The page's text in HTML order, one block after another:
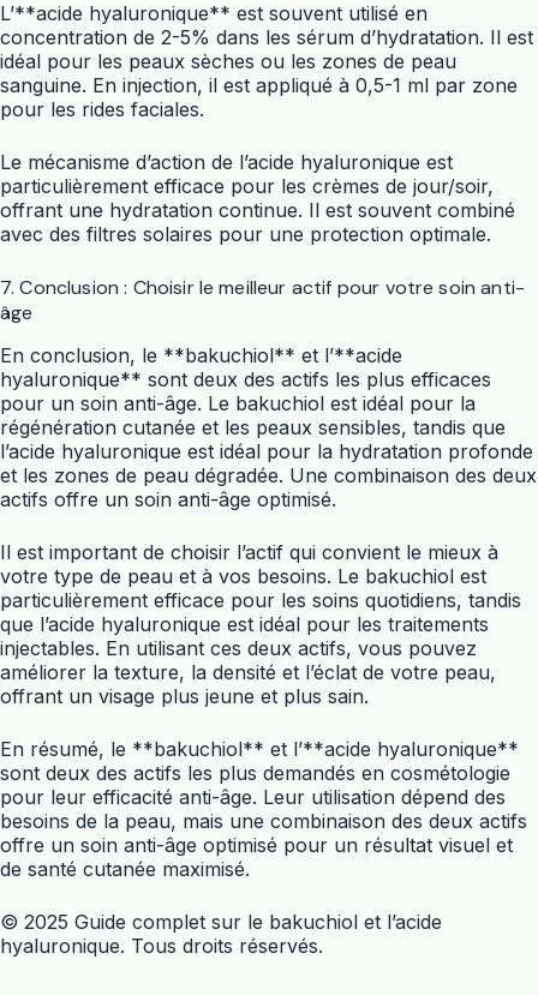
L’**acide hyaluronique** est souvent utilisé en
concentration de 2-5% dans les sérum d’hydratation. Il est
idéal pour les peaux sèches ou les zones de peau
sanguine. En injection, il est appliqué à 0,5-1 ml par zone
pour les rides faciales.
Le mécanisme d’action de l’acide hyaluronique est
particulièrement efficace pour les crèmes de jour/soir,
offrant une hydratation continue. Il est souvent combiné
avec des filtres solaires pour une protection optimale.
7. Conclusion : Choisir le meilleur actif pour votre soin anti-
âge
En conclusion, le **bakuchiol** et l’**acide
hyaluronique** sont deux des actifs les plus efficaces
pour un soin anti-âge. Le bakuchiol est idéal pour la
régénération cutanée et les peaux sensibles, tandis que
l’acide hyaluronique est idéal pour la hydratation profonde
et les zones de peau dégradée. Une combinaison des deux
actifs offre un soin anti-âge optimisé.
Il est important de choisir l’actif qui convient le mieux à
votre type de peau et à vos besoins. Le bakuchiol est
particulièrement efficace pour les soins quotidiens, tandis
que l’acide hyaluronique est idéal pour les traitements
injectables. En utilisant ces deux actifs, vous pouvez
améliorer la texture, la densité et l’éclat de votre peau,
offrant un visage plus jeune et plus sain.
En résumé, le **bakuchiol** et l’**acide hyaluronique**
sont deux des actifs les plus demandés en cosmétologie
pour leur efficacité anti-âge. Leur utilisation dépend des
besoins de la peau, mais une combinaison des deux actifs
offre un soin anti-âge optimisé pour un résultat visuel et
de santé cutanée maximisé.
© 2025 Guide complet sur le bakuchiol et l’acide
hyaluronique. Tous droits réservés.